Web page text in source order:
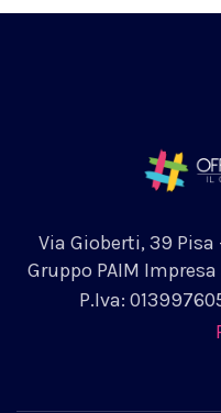
Via Gioberti, 39
Gruppo PAIM
P.Iva: